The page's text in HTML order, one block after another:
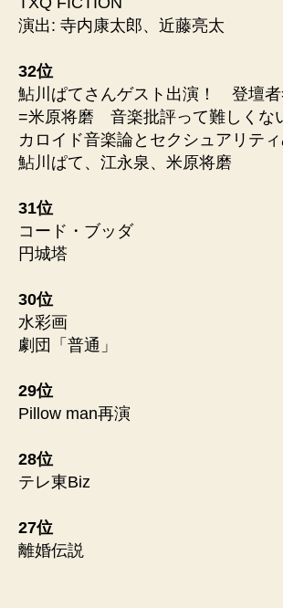
演出: 寺内康太郎、近藤亮太
32位
鮎川ぱてさんゲスト出演！ 登壇
=米原将磨 音楽批評って難しくな
カロイド音楽論とセクシュアリテ
鮎川ぱて、江永泉、米原将磨
31位
コード・ブッダ
円城塔
30位
水彩画
劇団「普通」
29位
Pillow man再演
28位
テレ東Biz
27位
離婚伝説